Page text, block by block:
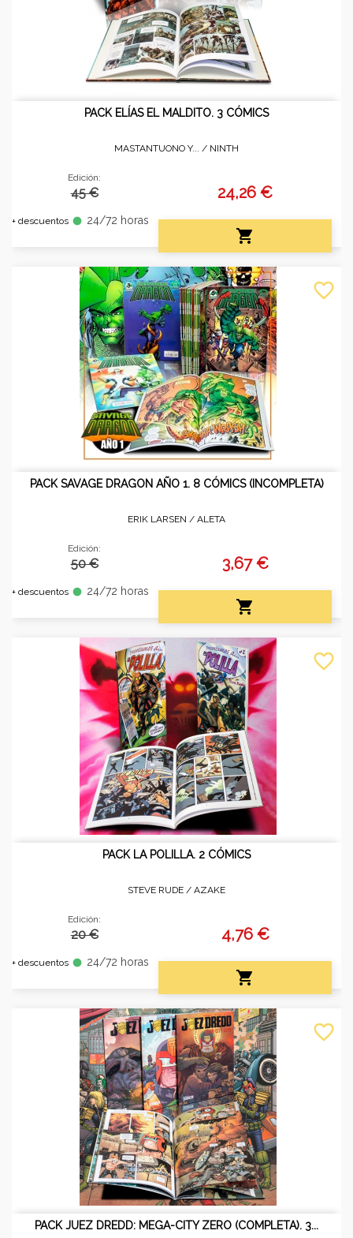
PACK ELÍAS EL MALDITO. 3 CÓMICS
MASTANTUONO Y... / NINTH
Edición:
45 €
+ descuentos fiber_manual_record 24/72 horas
24,26 €

PACK SAVAGE DRAGON AÑO 1. 8 CÓMICS (INCOMPLETA)
ERIK LARSEN / ALETA
Edición:
50 €
+ descuentos fiber_manual_record 24/72 horas
3,67 €

favorite_border
PACK LA POLILLA. 2 CÓMICS
STEVE RUDE / AZAKE
Edición:
20 €
+ descuentos fiber_manual_record 24/72 horas
4,76 €

favorite_border
PACK JUEZ DREDD: MEGA-CITY ZERO (COMPLETA). 3...
favorite_border